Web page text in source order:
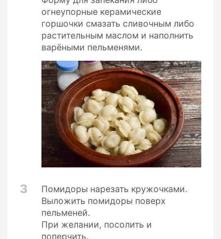
огнеупорные керамические
горшочки смазать сливочным либо
растительным маслом и наполнить
варёными пельменями.
3
Помидоры нарезать кружочками.
Выложить помидоры поверх
пельменей.
При желании, посолить и
поперчить.